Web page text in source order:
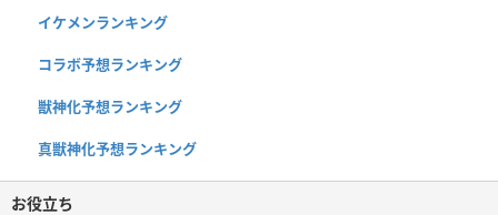
イケメンランキング
コラボ予想ランキング
獣神化予想ランキング
真獣神化予想ランキング
お役立ち